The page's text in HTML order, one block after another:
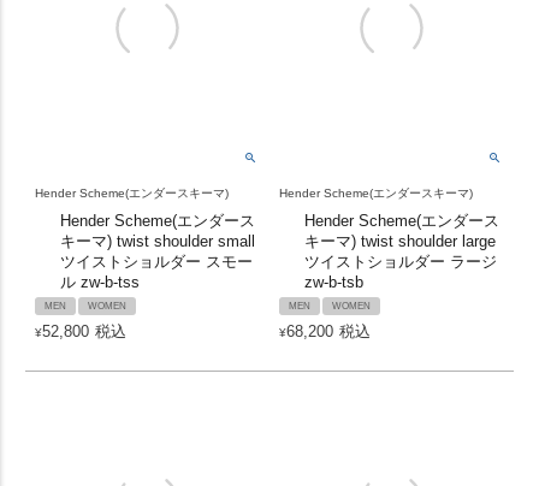
Hender Scheme(エンダースキーマ)
Hender Scheme(エンダース
キーマ) twist shoulder small
ツイストショルダー スモー
ル zw-b-tss
MEN WOMEN
¥52,800 税込
Hender Scheme(エンダースキーマ)
Hender Scheme(エンダース
キーマ) twist shoulder large
ツイストショルダー ラージ
zw-b-tsb
MEN WOMEN
¥68,200 税込